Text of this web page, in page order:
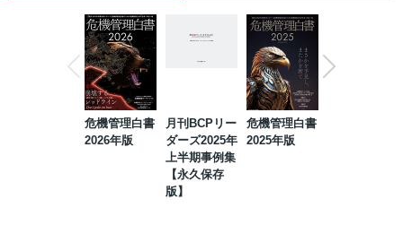
危機管理白書
2026年版
月刊BCPリー
ダーズ2025年
上半期事例集
【永久保存
版】
危機管理白書
2025年版